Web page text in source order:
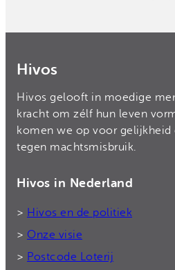
Hivos
Hivos gelooft in moedige
kracht om zélf hun leven
komen we op voor gelijkheid
tegen machtsmisbruik.
Hivos in Nederland
> Hivos en de politiek
> Onze visie
> Postcode Loterij